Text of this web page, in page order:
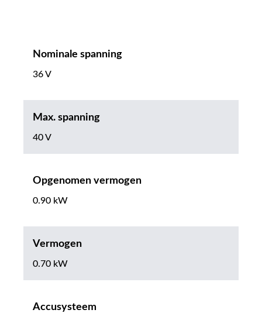
Nominale spanning
36 V
Max. spanning
40 V
Opgenomen vermogen
0.90 kW
Vermogen
0.70 kW
Accusysteem